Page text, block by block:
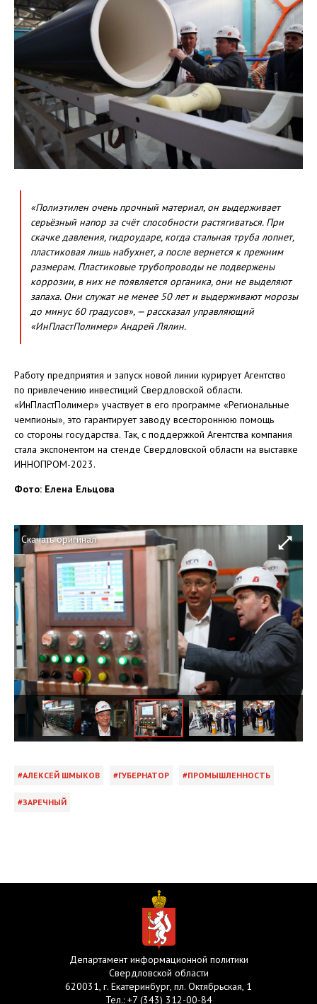
«Полиэтилен очень прочный материал, он выдерживает
серьёзный напор за счёт способности растягиваться. При
скачке давления, гидроударе, когда стальная труба лопнет,
пластиковая лишь набухнет, а после вернется к прежним
размерам. Пластиковые трубопроводы не подвержены
коррозии, в них не появляется органика, они не выделяют
запаха. Они служат не менее 50 лет и выдерживают морозы
до минус 60 градусов», — рассказал управляющий
«ИнПластПолимер» Андрей Лялин.
Работу предприятия и запуск новой линии курирует Агентство
по привлечению инвестиций Свердловской области.
«ИнПластПолимер» участвует в его программе «Региональные
чемпионы», это гарантирует заводу всестороннюю помощь
со стороны государства. Так, с поддержкой Агентства компания
стала экспонентом на стенде Свердловской области на выставке
ИННОПРОМ-2023.
Фото: Елена Ельцова
Скачать оригинал
АЛЕКСЕЙ ШМЫКОВ ГУБЕРНАТОР ПРОМЫШЛЕННОСТЬ
ЗАРЕЧНЫЙ
Департамент информационной политики
Свердловской области
620031, г. Екатеринбург, пл. Октябрьская, 1
Тел.: +7 (343) 312-00-84